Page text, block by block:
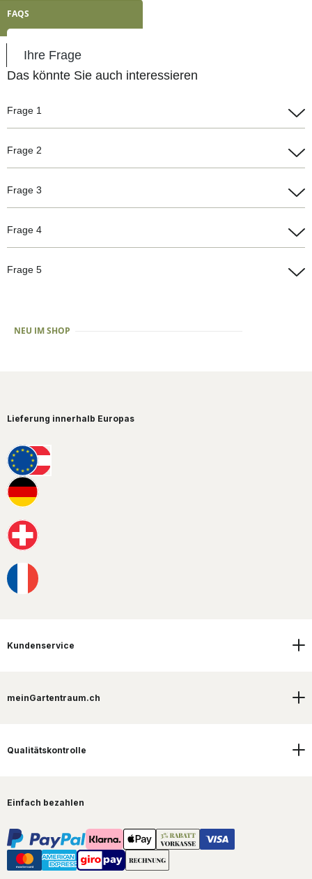
FAQS
Ihre Frage
Das könnte Sie auch interessieren
Frage 1
Frage 2
Frage 3
Frage 4
Frage 5
NEU IM SHOP
meinGartentraum.ch
Kundenservice
Lieferung innerhalb Europas
Qualitätskontrolle
Einfach bezahlen